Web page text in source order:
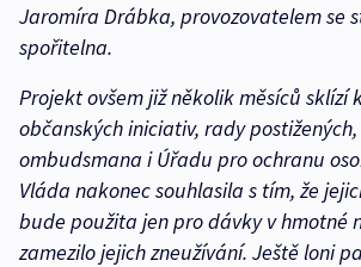
Jaromíra Drábka, provozovatelem se
spořitelna.
Projekt ovšem již několik měsíců sklízí
občanských iniciativ, rady
ombudsmana i Úřadu pro ochranu
Vláda nakonec souhlasila s tím, že
bude použita jen pro dávky v hmotné
zamezilo jejich zneužívání. Ještě loni